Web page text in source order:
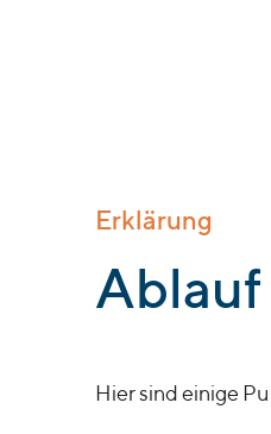
Erklärung
:
Ablauf
Hier sind einige